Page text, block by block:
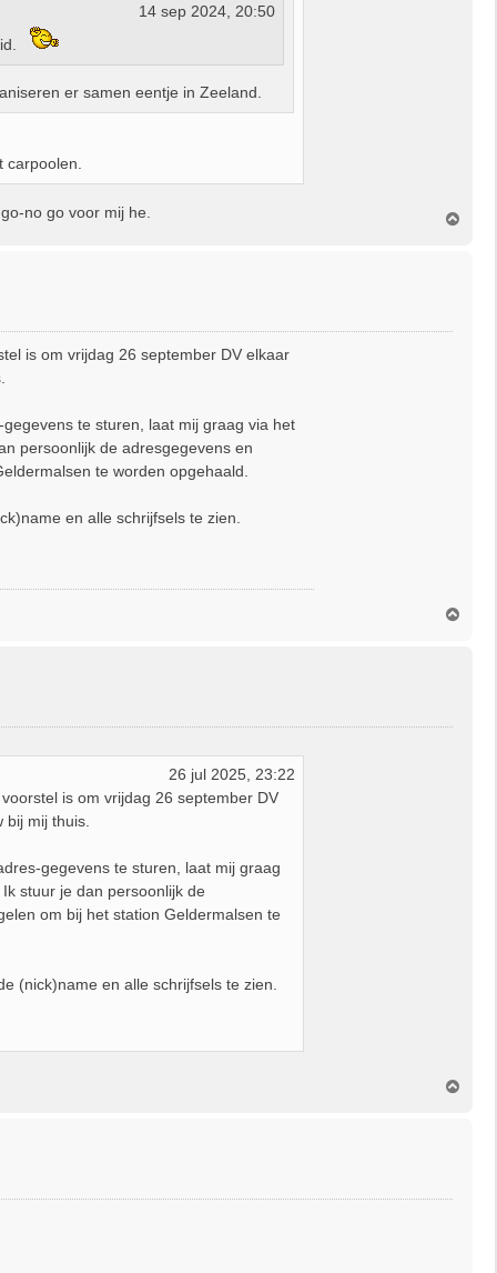
14 sep 2024, 20:50
er samen eentje in Zeeland.
no go voor mij he.
is om vrijdag 26 september DV elkaar
te sturen, laat mij graag via het
persoonlijk de adresgegevens en
te worden opgehaald.
en alle schrijfsels te zien.
26 jul 2025, 23:22
is om vrijdag 26 september DV
mij thuis.
gegevens te sturen, laat mij graag
stuur je dan persoonlijk de
om bij het station Geldermalsen te
(nick)name en alle schrijfsels te zien.